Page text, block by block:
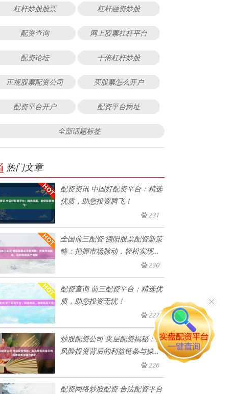
杠杆炒股股票 杠杆融资炒股
配资查询 网上股票杠杆平台
配资论坛 十倍杠杆炒股
正规股票配资公司 买股票怎么开户
配资平台开户 配资平台网址
全部话题标签
热门文章
配资资讯 中国好配资平台：精选
优质，助您投资腾飞！
231
全国前三配资 德阳股票配资新策
略：把握市场脉动，轻松实现资
230
配资查询 前三配资平台：精选优
质，助您投资无忧！
227
炒股配资公司 夹层配资揭秘：高
风险投资背后的利益链条与操作
226
配资网络炒股配资 合法配资平台